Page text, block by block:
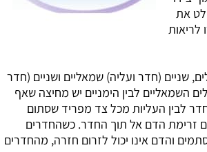
את
לריאות
שניים (חדר ועליה) שמאליים ושניים (חדר
השמאליים לבין הימניים יש מחיצה שאף
לבין העליות מכל צד מפריד שסתום
זרימת הדם אל תוך החדר. כשהחדרים
והדם אינו יכול לזרום חזרה, מהחדרים